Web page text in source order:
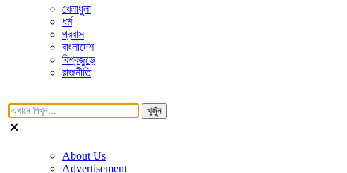
খেলাধুলা
ধর্ম
প্রবাস
বাংলাদেশ
বিশ্বজুড়ে
রাজনীতি
খুজুঁন
About Us
Advertisement